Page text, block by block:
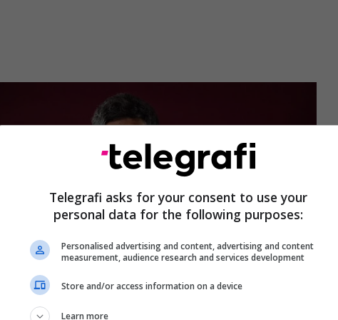
Telegrafi asks for your consent to use your
personal data for the following purposes:
Personalised advertising and content, advertising and content
measurement, audience research and services development
Store and/or access information on a device
Learn more